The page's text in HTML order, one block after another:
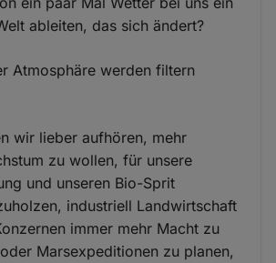
ableiten, das sich ändert?
Atmosphäre werden filtern
wir lieber aufhören, mehr
zu wollen, für unsere
und unseren Bio-Sprit
industriell Landwirtschaft
immer mehr Macht zu
Marsexpeditionen zu planen,